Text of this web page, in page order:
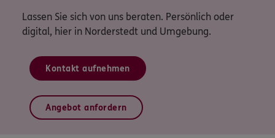
Lassen Sie sich von uns beraten. Persönlich oder
digital, hier in Norderstedt und Umgebung.
Kontakt aufnehmen
Angebot anfordern